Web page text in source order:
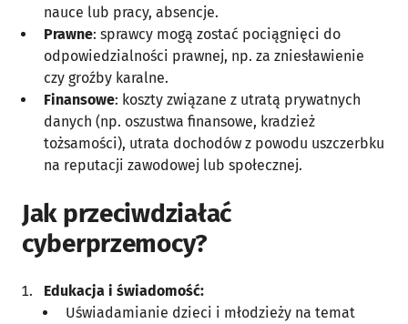
nauce lub pracy, absencje.
Prawne: sprawcy mogą zostać pociągnięci do
odpowiedzialności prawnej, np. za zniesławienie
czy groźby karalne.
Finansowe: koszty związane z utratą prywatnych
danych (np. oszustwa finansowe, kradzież
tożsamości), utrata dochodów z powodu uszczerbku
na reputacji zawodowej lub społecznej.
Jak przeciwdziałać
cyberprzemocy?
Edukacja i świadomość:
Uświadamianie dzieci i młodzieży na temat